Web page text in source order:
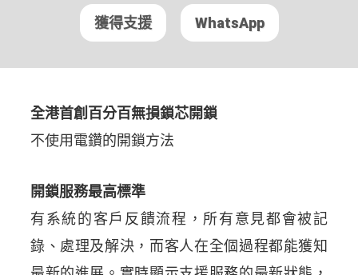
獲得支援 WhatsApp
全港首創百分百無損鎖芯開鎖
不使用電鑽的開鎖方法
開鎖服務最高標準
有系統的客戶反饋流程，所有意見都會被記
錄、處理及解決，而客人在全個過程都能獲知